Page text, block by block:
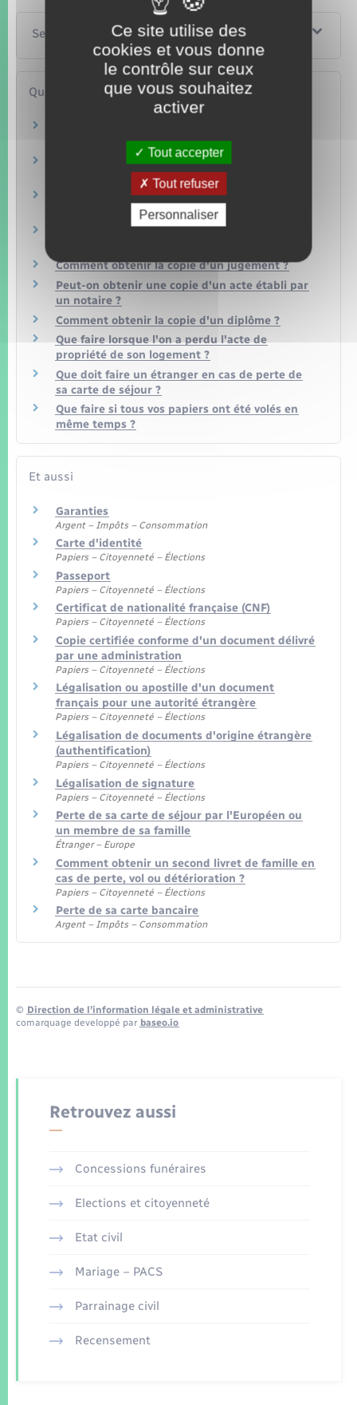
Services en ligne et formulaires
Questions ? Réponses !
papier ou électronique ?
Y a-t-il une durée de validité d'un acte d'état
Quelle est la durée de validité d'un permis de
Doit-on remplacer son permis de conduire rose
Comment obtenir la copie d'un jugement ?
Peut-on obtenir une copie d'un acte établi par
un notaire ?
Comment obtenir la copie d'un diplôme ?
Que faire lorsque l'on a perdu l'acte de
propriété de son logement ?
Que doit faire un étranger en cas de perte de
sa carte de séjour ?
Que faire si tous vos papiers ont été volés en
même temps ?
Et aussi
Garanties
Argent – Impôts – Consommation
Carte d'identité
Papiers – Citoyenneté – Élections
Passeport
Papiers – Citoyenneté – Élections
Certificat de nationalité française (CNF)
Papiers – Citoyenneté – Élections
Copie certifiée conforme d'un document délivré
par une administration
Papiers – Citoyenneté – Élections
Légalisation ou apostille d'un document
français pour une autorité étrangère
Papiers – Citoyenneté – Élections
Légalisation de documents d'origine étrangère
(authentification)
Papiers – Citoyenneté – Élections
Légalisation de signature
Papiers – Citoyenneté – Élections
Perte de sa carte de séjour par l'Européen ou
un membre de sa famille
Étranger – Europe
Comment obtenir un second livret de famille en
cas de perte, vol ou détérioration ?
Papiers – Citoyenneté – Élections
Perte de sa carte bancaire
Argent – Impôts – Consommation
© Direction de l’information légale et administrative
comarquage developpé par baseo.io
Retrouvez aussi
Concessions funéraires
Elections et citoyenneté
Etat civil
Mariage – PACS
Parrainage civil
Recensement
Ce site utilise des
cookies et vous donne
le contrôle sur ceux
que vous souhaitez
activer
Tout accepter
Tout refuser
Personnaliser